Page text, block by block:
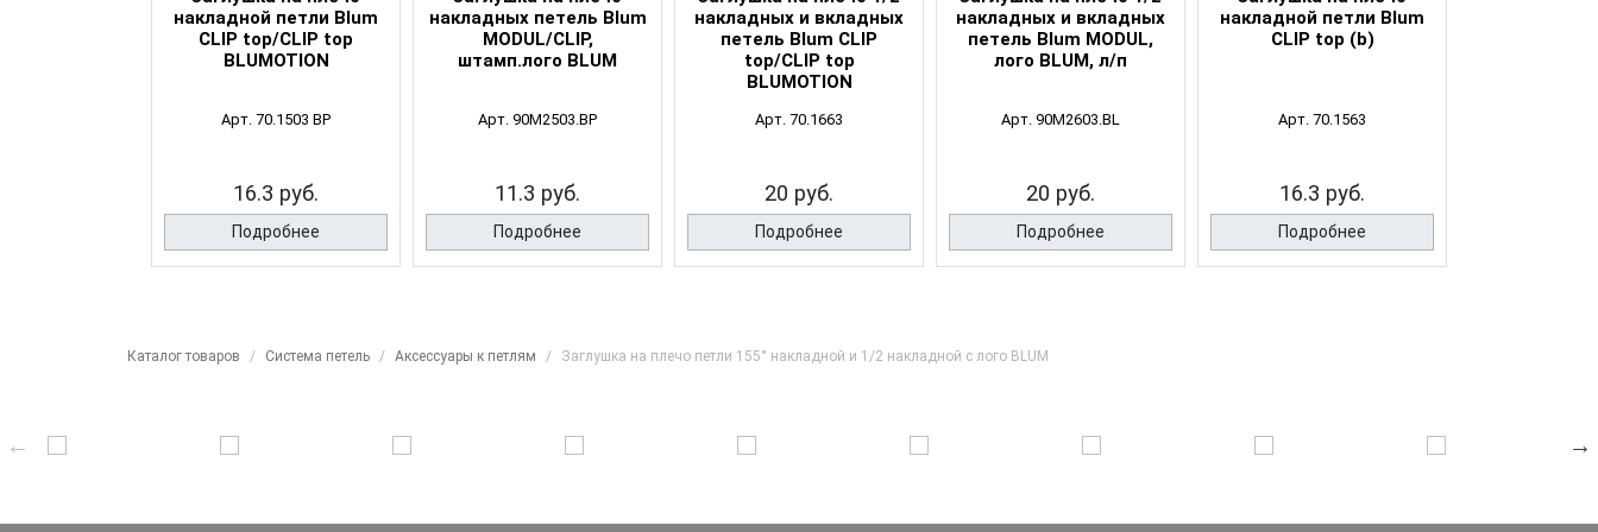
накладной петли Blum
CLIP top/CLIP top
BLUMOTION
Арт. 70.1503 BP
16.3 руб.
Подробнее
накладных петель Blum
MODUL/CLIP,
штамп.лого BLUM
Арт. 90M2503.BP
11.3 руб.
Подробнее
накладных и вкладных
петель Blum CLIP
top/CLIP top
BLUMOTION
Арт. 70.1663
20 руб.
Подробнее
накладных и вкладных
петель Blum MODUL,
лого BLUM, л/п
Арт. 90M2603.BL
20 руб.
Подробнее
накладной петли Blum
CLIP top (b)
Арт. 70.1563
16.3 руб.
Подробнее
Каталог товаров Система петель Аксессуары к петлям Заглушка на плечо петли 155° накладной и 1/2 накладной с лого BLUM